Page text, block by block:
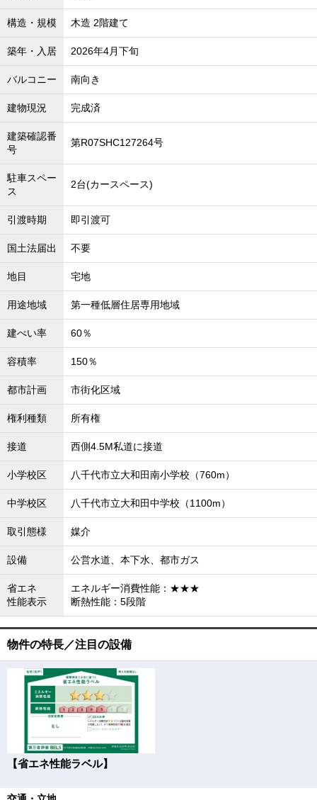
構造・規模 木造 2階建て
築年・入居 2026年4月下旬
バルコニー 南向き
建物現況 完成済
建築確認番
号
第R07SHC127264号
駐車スペー
ス
2台(カースペース)
引渡時期 即引渡可
国土法届出 不要
地目 宅地
用途地域 第一種低層住居専用地域
建ぺい率 60％
容積率 150％
都市計画 市街化区域
権利種類 所有権
接道 西側4.5M私道に接道
小学校区 八千代市立大和田南小学校（760m）
中学校区 八千代市立大和田中学校（1100m）
取引態様 媒介
設備 公営水道、本下水、都市ガス
省エネ
性能表示
エネルギー消費性能：★★★
断熱性能：5段階
物件の特長／注目の設備
【省エネ性能ラベル】
全店舗営業社員募集！